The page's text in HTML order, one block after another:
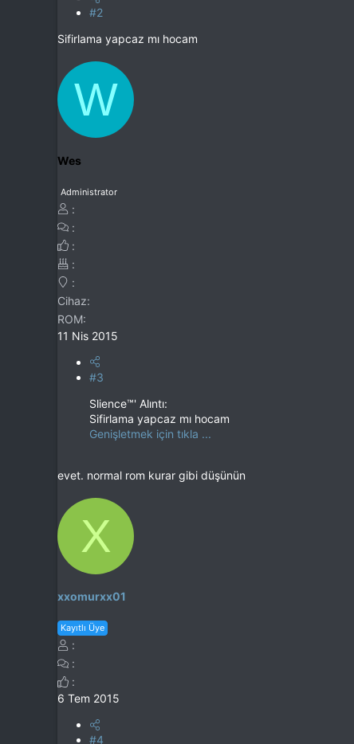
#2
Sifirlama yapcaz mı hocam
W
Wes
Administrator
Cihaz
ROM
11 Nis 2015
#3
Slience™' Alıntı:
Sifirlama yapcaz mı hocam
Genişletmek için tıkla ...
evet. normal rom kurar gibi düşünün
X
xxomurxx01
Kayıtlı Üye
6 Tem 2015
#4